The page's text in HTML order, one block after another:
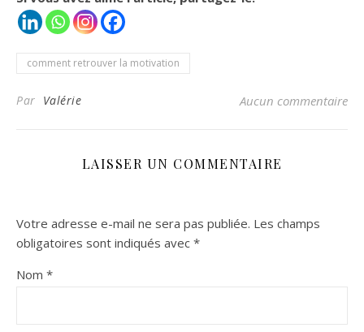
comment retrouver la motivation
Par Valérie Aucun commentaire
LAISSER UN COMMENTAIRE
Votre adresse e-mail ne sera pas publiée. Les champs
obligatoires sont indiqués avec *
Nom *